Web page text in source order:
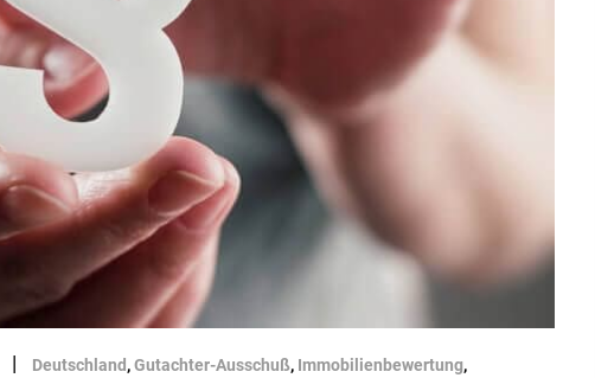
| Deutschland ,Gutachter-Ausschuß, Immobilienbewertung,